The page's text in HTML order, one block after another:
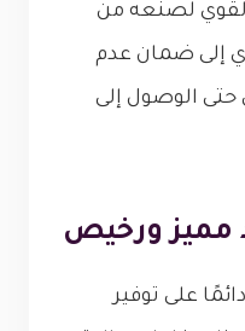
لصنعه من
إلى ضمان عدم
حتى الوصول إلى
مميز ورخيص
على توفير